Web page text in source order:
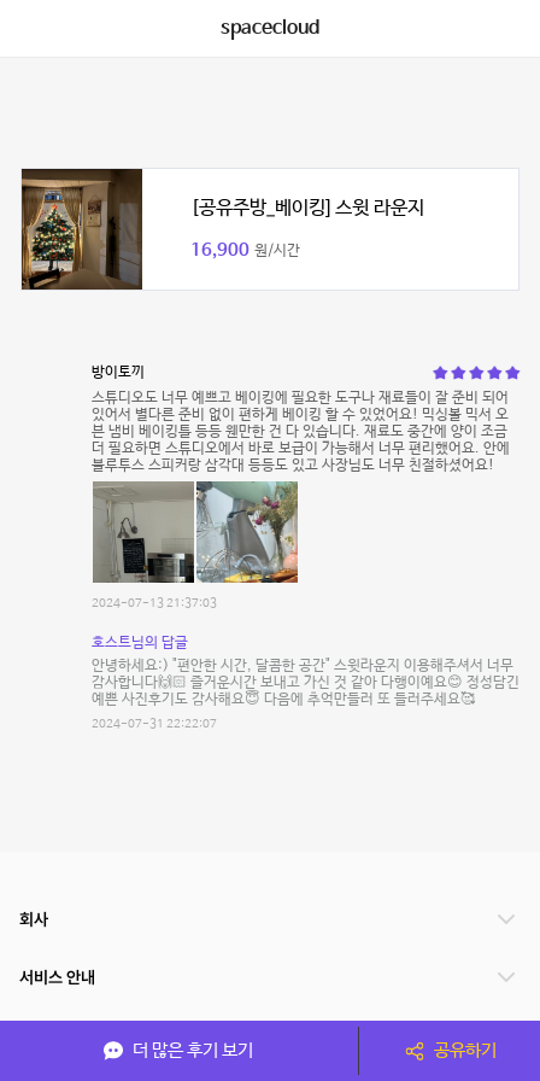
spacecloud
[공유주방_베이킹] 스윗 라운지
16,900 원/시간
방이토끼
스튜디오도 너무 예쁘고 베이킹에 필요한 도구나 재료들이 잘 준비 되어
있어서 별다른 준비 없이 편하게 베이킹 할 수 있었어요! 믹싱볼 믹서 오
븐 냄비 베이킹틀 등등 웬만한 건 다 있습니다. 재료도 중간에 양이 조금
더 필요하면 스튜디오에서 바로 보급이 가능해서 너무 편리했어요. 안에
블루투스 스피커랑 삼각대 등등도 있고 사장님도 너무 친절하셨어요!
2024-07-13 21:37:03
호스트님의 답글
안녕하세요:) "편안한 시간, 달콤한 공간" 스윗라운지 이용해주셔서 너무
감사합니다🙌🏻 즐거운시간 보내고 가신 것 같아 다행이예요😊 정성담긴
예쁜 사진후기도 감사해요😇 다음에 추억만들러 또 들러주세요🥰
2024-07-31 22:22:07
더 많은 후기 보기 공유하기
회사
서비스 안내